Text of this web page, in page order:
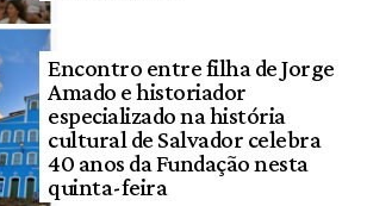
Encontro entre filha de Jorge
Amado e historiador
especializado na história
cultural de Salvador celebra
40 anos da Fundação nesta
quinta-feira